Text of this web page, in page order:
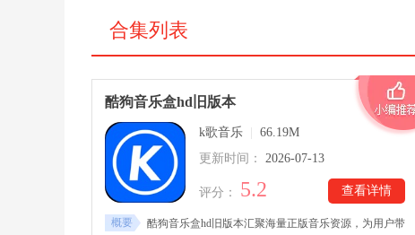
合集列表
酷狗音乐盒hd旧版本
k歌音乐
66.19M
更新时间：
2026-07-13
查看详情
评分： 5.2
概要
酷狗音乐盒hd旧版本汇聚海量正版音乐资源，为用户带